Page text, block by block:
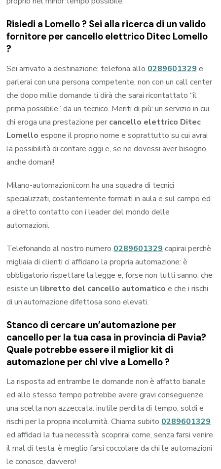
Risiedi a Lomello? Sei alla ricerca di un valido
fornitore per cancello elettrico Ditec Lomello
?
Sei arrivato a destinazione: telefona allo 0289601329 e
parlerai con una persona competente, non con un call center
che dopo mille domande ti dirà che sarai ricontattato “il
prima possibile” da un tecnico. Meriti di più: un servizio in cui
chi eroga una prestazione per cancello elettrico Ditec
Lomello espone il proprio nome e soprattutto su cui avrai
la possibilità di contare oggi e, se ne dovessi aver bisogno,
anche domani!
Milano-automazioni.com ha una squadra di tecnici
specializzati, costantemente formati in aula e sul campo ed
a diretto contatto con i leader del mondo delle
automazioni.
Telefonando al nostro numero 0289601329 capirai perchè
migliaia di clienti ci affidano la propria automazione: è
obbligatorio rispettare la legge e, forse non tutti sanno, che
esiste un libretto del cancello automatico e che i rischi
di un’automazione difettosa sono elevati.
Stanco di cercare un’automazione per
cancello per la tua casa in provincia di Pavia?
Quale potrebbe essere il miglior kit di
automazione per chi vive a Lomello?
La risposta ad entrambe le domande non è affatto banale
ed allo stesso tempo potrebbe avere gravi conseguenze
una scelta non azzeccata: inutile perdita di tempo, soldi e
rischi per la propria incolumità. Chiama subito 0289601329
ed affidaci la tua necessità: scoprirai come, senza farsi venire
il mal di testa, è meglio farsi coccolare da chi le automazioni
le conosce, davvero!